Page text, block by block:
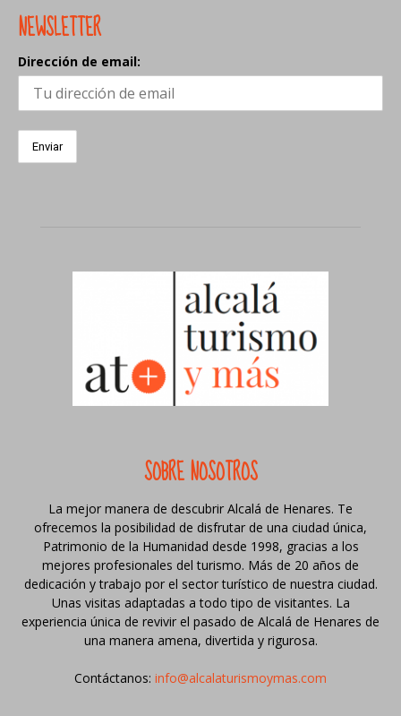
NEWSLETTER
Dirección de email:
SOBRE NOSOTROS
La mejor manera de descubrir Alcalá de Henares. Te
ofrecemos la posibilidad de disfrutar de una ciudad única,
Patrimonio de la Humanidad desde 1998, gracias a los
mejores profesionales del turismo. Más de 20 años de
dedicación y trabajo por el sector turístico de nuestra ciudad.
Unas visitas adaptadas a todo tipo de visitantes. La
experiencia única de revivir el pasado de Alcalá de Henares de
una manera amena, divertida y rigurosa.
Contáctanos: info@alcalaturismoymas.com